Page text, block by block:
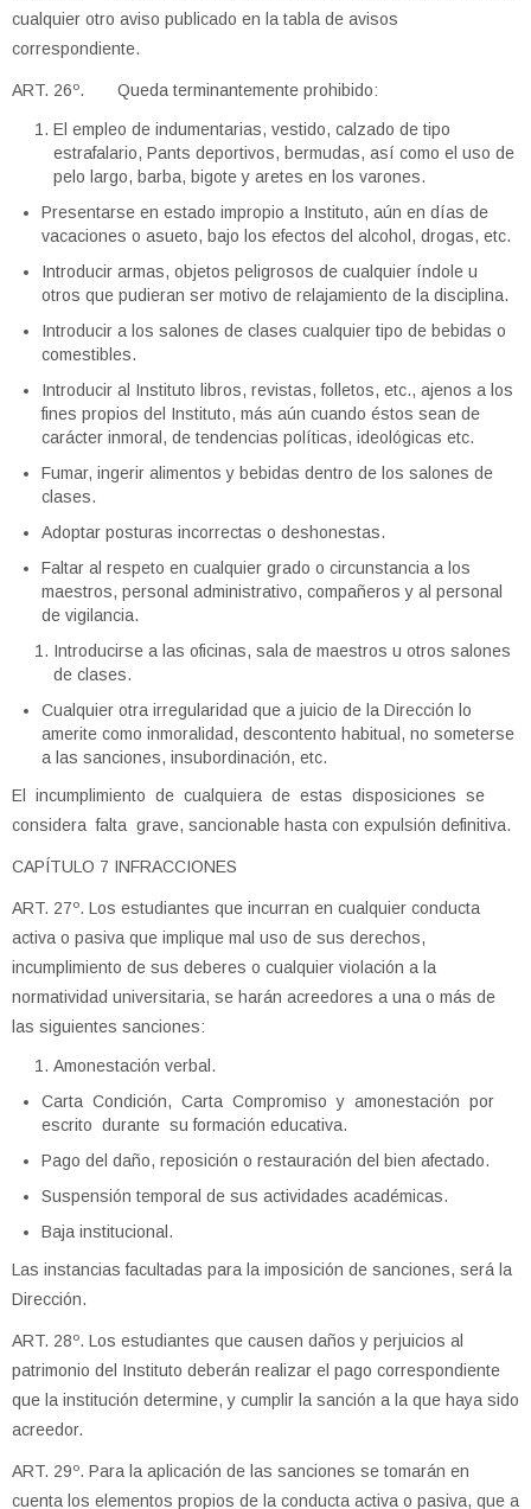
cualquier otro aviso publicado en la tabla de avisos
correspondiente.
ART. 26º. Queda terminantemente prohibido:
El empleo de indumentarias, vestido, calzado de tipo
estrafalario, Pants deportivos, bermudas, así como el uso de
pelo largo, barba, bigote y aretes en los varones.
Presentarse en estado impropio a Instituto, aún en días de
vacaciones o asueto, bajo los efectos del alcohol, drogas, etc.
Introducir armas, objetos peligrosos de cualquier índole u
otros que pudieran ser motivo de relajamiento de la disciplina.
Introducir a los salones de clases cualquier tipo de bebidas o
comestibles.
Introducir al Instituto libros, revistas, folletos, etc., ajenos a los
fines propios del Instituto, más aún cuando éstos sean de
carácter inmoral, de tendencias políticas, ideológicas etc.
Fumar, ingerir alimentos y bebidas dentro de los salones de
clases.
Adoptar posturas incorrectas o deshonestas.
Faltar al respeto en cualquier grado o circunstancia a los
maestros, personal administrativo, compañeros y al personal
de vigilancia.
Introducirse a las oficinas, sala de maestros u otros salones
de clases.
Cualquier otra irregularidad que a juicio de la Dirección lo
amerite como inmoralidad, descontento habitual, no someterse
a las sanciones, insubordinación, etc.
El incumplimiento de cualquiera de estas disposiciones se
considera falta grave, sancionable hasta con expulsión definitiva.
CAPÍTULO 7 INFRACCIONES
ART. 27º. Los estudiantes que incurran en cualquier conducta
activa o pasiva que implique mal uso de sus derechos,
incumplimiento de sus deberes o cualquier violación a la
normatividad universitaria, se harán acreedores a una o más de
las siguientes sanciones:
Amonestación verbal.
Carta Condición, Carta Compromiso y amonestación por
escrito durante su formación educativa.
Pago del daño, reposición o restauración del bien afectado.
Suspensión temporal de sus actividades académicas.
Baja institucional.
Las instancias facultadas para la imposición de sanciones, será la
Dirección.
ART. 28º. Los estudiantes que causen daños y perjuicios al
patrimonio del Instituto deberán realizar el pago correspondiente
que la institución determine, y cumplir la sanción a la que haya sido
acreedor.
ART. 29º. Para la aplicación de las sanciones se tomarán en
cuenta los elementos propios de la conducta activa o pasiva, que a